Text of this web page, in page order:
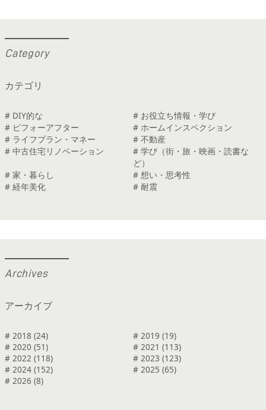
Category
カテゴリ
# DIY的な
# お役立ち情報・学び
# ビフォーアフター
# ホームインスペクション
# ライフプラン・マネー
# 不動産
# 中古住宅リノベーション
# 学び（街・旅・映画・読書な
ど）
# 家・暮らし
# 想い・思考性
# 経年美化
# 耐震
Archives
アーカイブ
# 2018 (24)
# 2019 (19)
# 2020 (51)
# 2021 (113)
# 2022 (118)
# 2023 (123)
# 2024 (152)
# 2025 (65)
# 2026 (8)